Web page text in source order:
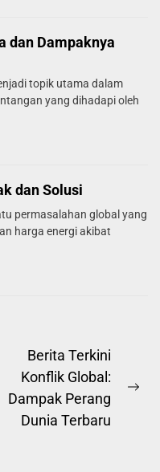
dan Dampaknya
topik utama dalam
yang dihadapi oleh
dan Solusi
permasalahan global yang
harga energi akibat
Berita Terkini
Konflik Global:
Dampak Perang
Dunia Terbaru